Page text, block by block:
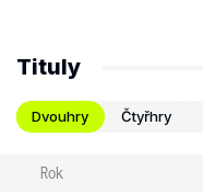
Tituly
Dvouhry Čtyřhry
Rok